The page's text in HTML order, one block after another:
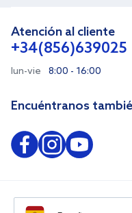
Atención al cliente
+34(856)639025
lun-vie 8:00 - 16:00
Encuéntranos